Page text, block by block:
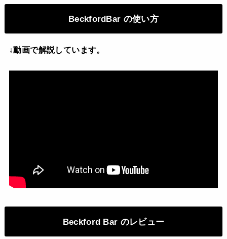
BeckfordBar の使い方
↓動画で解説しています。
Beckford Bar のレビュー